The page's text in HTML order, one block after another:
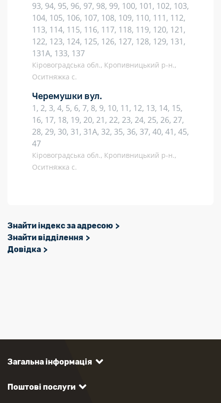
93, 94, 95, 96, 97, 98, 99, 100, 101, 102, 103,
104, 105, 106, 107, 108, 109, 110, 111, 112,
113, 114, 115, 116, 117, 118, 119, 120, 121,
122, 123, 124, 125, 126, 127, 128, 129, 131,
131А, 133, 137
Кіровоградська обл., Кропивницький р-н.,
Оситняжка с.
Черемушки вул.
1, 2, 3, 4, 5, 6, 7, 8, 9, 10, 11, 12, 13, 14, 15,
16, 17, 18, 19, 20, 21, 22, 23, 24, 25, 26, 27,
28, 29, 30, 31, 31А, 32, 35, 36, 37, 40, 41, 45,
47
Кіровоградська обл., Кропивницький р-н.,
Оситняжка с.
Знайти індекс за адресою
Знайти відділення
Довідка
Загальна інформація
Поштові послуги